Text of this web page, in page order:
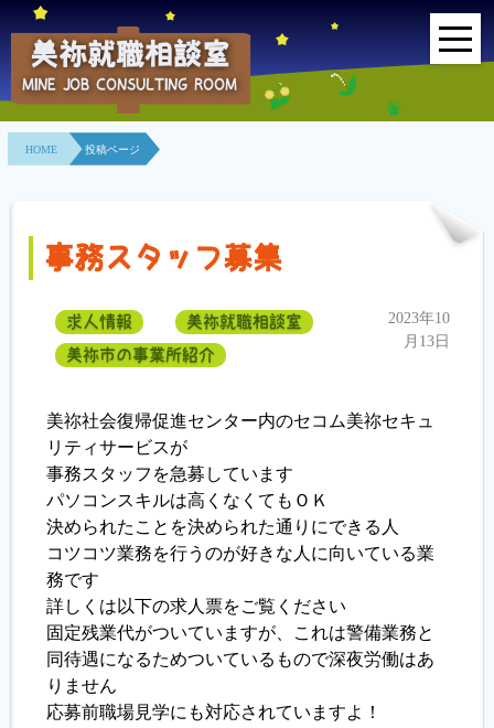
HOME
事業所紹介
相談室とは？
利用者の声
各種セミナー
履歴書ジェネレーター
美祢就職相談室
MINE JOB CONSULTING ROOM
HOME 投稿ページ
事務スタッフ募集
求人情報
美祢就職相談室
美祢市の事業所紹介
2023年10
月13日
美祢社会復帰促進センター内のセコム美祢セキュ
リティサービスが
事務スタッフを急募しています
パソコンスキルは高くなくてもＯＫ
決められたことを決められた通りにできる人
コツコツ業務を行うのが好きな人に向いている業
務です
詳しくは以下の求人票をご覧ください
固定残業代がついていますが、これは警備業務と
同待遇になるためついているもので深夜労働はあ
りません
応募前職場見学にも対応されていますよ！